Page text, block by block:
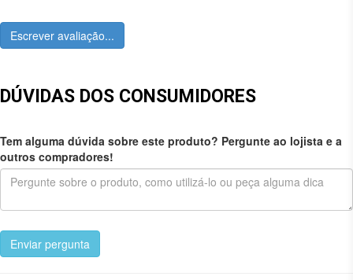
Escrever avaliação...
DÚVIDAS DOS CONSUMIDORES
Tem alguma dúvida sobre este produto? Pergunte ao lojista e a
outros compradores!
Enviar pergunta